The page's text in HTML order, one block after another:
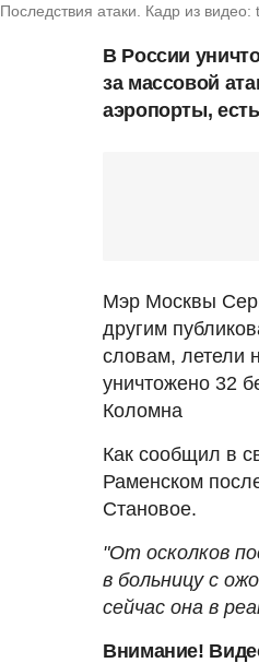
Последствия атаки. Кадр из
В России
за массовой
аэропорты,
Мэр Москвы
другим
словам, летели
уничтожено 32
Коломна
Как сообщил в
Раменском
Становое.
"От осколков
в больницу с
сейчас она в
Внимание!